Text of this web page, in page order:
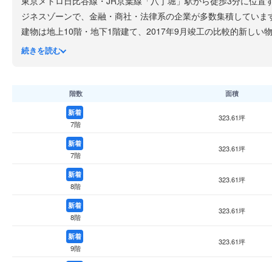
ジネスゾーンで、金融・商社・法律系の企業が多数集積していま
建物は地上10階・地下1階建て、2017年9月竣工の比較的新しい
エレベーター5基
続きを読む
階数 面積
新着
7階
323.61坪
新着
7階
323.61坪
新着
8階
323.61坪
新着
8階
323.61坪
新着
9階
323.61坪